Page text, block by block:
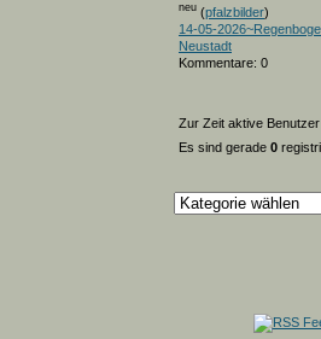
neu (pfalzbilder)
14-05-
Neustadt
Kommentare: 0
Zur Zeit aktive
Es sind gerade 0